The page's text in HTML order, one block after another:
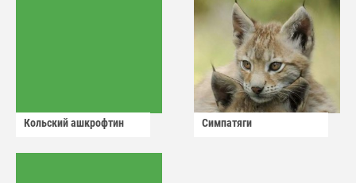
Кольский ашкрофтин Симпатяги